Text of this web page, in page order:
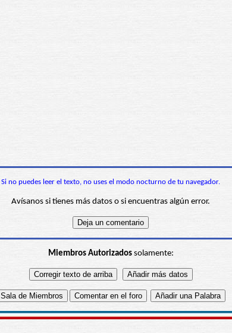
Si no puedes leer el texto, no uses el modo nocturno de tu navegador.
Avísanos si tienes más datos o si encuentras algún error.
Miembros Autorizadossolamente: